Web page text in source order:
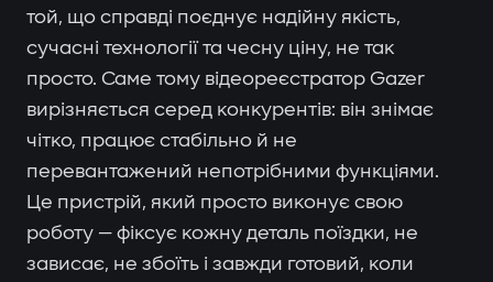
той, що справді поєднує надійну якість,
сучасні технології та чесну ціну, не так
просто. Саме тому відеореєстратор Gazer
вирізняється серед конкурентів: він знімає
чітко, працює стабільно й не
перевантажений непотрібними функціями.
Це пристрій, який просто виконує свою
роботу — фіксує кожну деталь поїздки, не
зависає, не збоїть і завжди готовий, коли